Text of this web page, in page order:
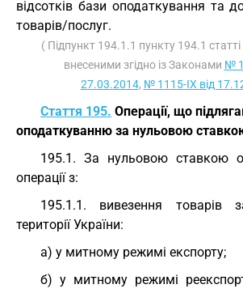
відсотків бази оподаткування та
товарів/послуг.
( Підпункт 194.1.1 пункту 194.1 статті
внесеними згідно із Законами №
27.03.2014, № 1115-IX від
Стаття 195. Операції, що
оподаткуванню за нульовою
195.1. За нульовою ставкою
операції з:
195.1.1. вивезення товарів
території України:
а) у митному режимі експорту;
б) у митному режимі